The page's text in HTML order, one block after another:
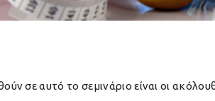
σε αυτό το σεμινάριο είναι οι